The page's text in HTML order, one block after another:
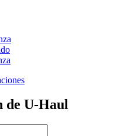
de U-Haul